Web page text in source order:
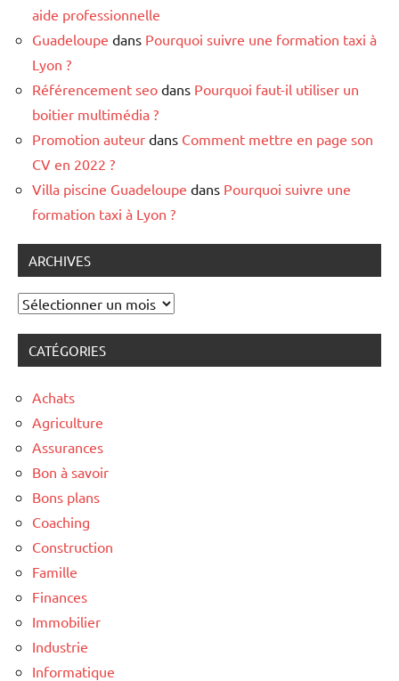
aide professionnelle
Guadeloupe dans Pourquoi suivre une formation taxi à
Lyon ?
Référencement seo dans Pourquoi faut-il utiliser un
boitier multimédia ?
Promotion auteur dans Comment mettre en page son
CV en 2022 ?
Villa piscine Guadeloupe dans Pourquoi suivre une
formation taxi à Lyon ?
ARCHIVES
Archives
CATÉGORIES
Achats
Agriculture
Assurances
Bon à savoir
Bons plans
Coaching
Construction
Famille
Finances
Immobilier
Industrie
Informatique